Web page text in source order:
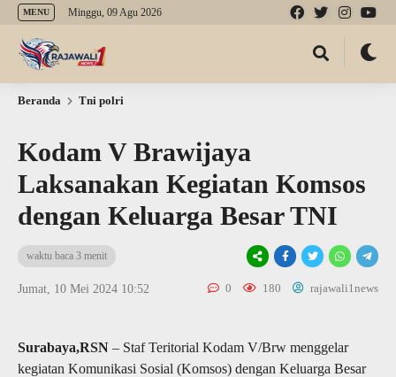
MENU Minggu, 09 Agu 2026
Beranda Tni polri
Kodam V Brawijaya
Laksanakan Kegiatan Komsos
dengan Keluarga Besar TNI
waktu baca 3 menit
Jumat, 10 Mei 2024 10:52 0 180 rajawali1news
Surabaya,RSN – Staf Teritorial Kodam V/Brw menggelar
kegiatan Komunikasi Sosial (Komsos) dengan Keluarga Besar